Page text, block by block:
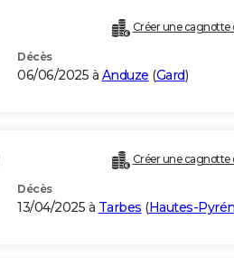
Créer une cagnotte
Décès
06/06/2025 à Anduze (Gard)
Créer une cagnotte
Décès
13/04/2025 à Tarbes (Hautes-